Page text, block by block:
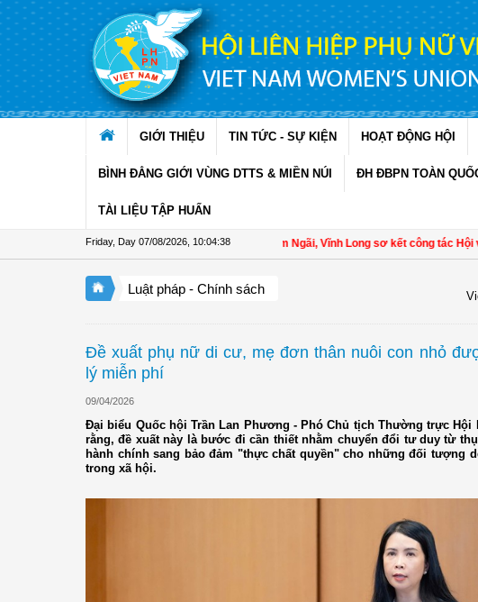
Skip to Content
GIỚI THIỆU TIN TỨC - SỰ KIỆN HOẠT ĐỘNG HỘI
BÌNH ĐẲNG GIỚI VÙNG DTTS & MIỀN NÚI ĐH ĐBPN TOÀN
TÀI LIỆU TẬP HUẤN
Friday, Day 07/08/2026 10:04:39
Hội LHPN xã Tam Ngãi, Vĩnh Long sơ kết công tác Hội và
Luật pháp - Chính sách
Đề xuất phụ nữ di cư, mẹ đơn thân nuôi con nhỏ
lý miễn phí
09/04/2026
Đại biểu Quốc hội Trần Lan Phương - Phó Chủ tịch Thường trực Hội
rằng, đề xuất này là bước đi cần thiết nhằm chuyển đổi tư duy từ
hành chính sang bảo đảm "thực chất quyền" cho những đối tượng
trong xã hội.